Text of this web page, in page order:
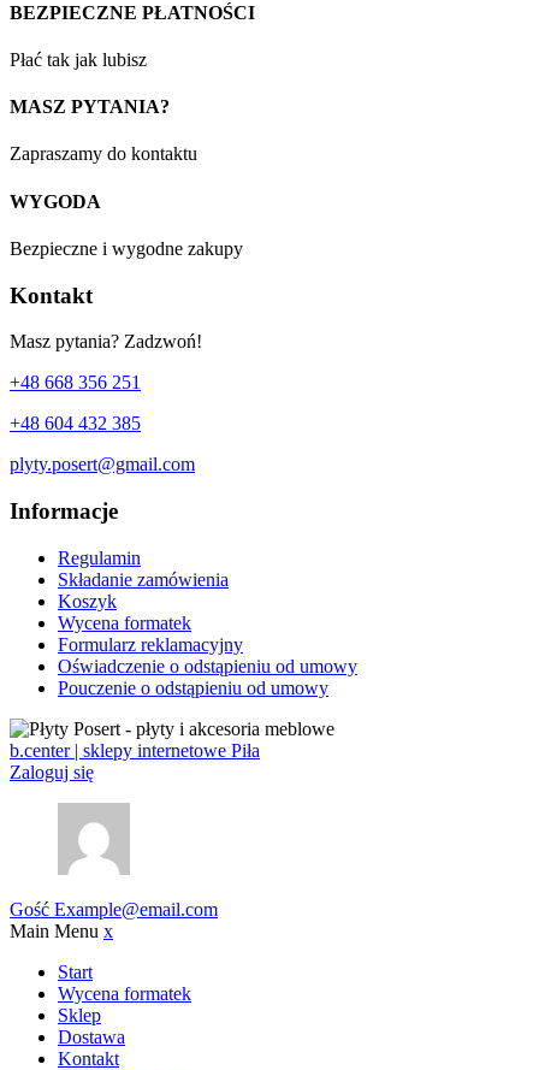
BEZPIECZNE PŁATNOŚCI
Płać tak jak lubisz
MASZ PYTANIA?
Zapraszamy do kontaktu
WYGODA
Bezpieczne i wygodne zakupy
Kontakt
Masz pytania? Zadzwoń!
+48 668 356 251
+48 604 432 385
plyty.posert@gmail.com
Informacje
Regulamin
Składanie zamówienia
Koszyk
Wycena formatek
Formularz reklamacyjny
Oświadczenie o odstąpieniu od umowy
Pouczenie o odstąpieniu od umowy
b.center | sklepy internetowe Piła
Zaloguj się
Gość Example@email.com
Main Menu x
Start
Wycena formatek
Sklep
Dostawa
Kontakt